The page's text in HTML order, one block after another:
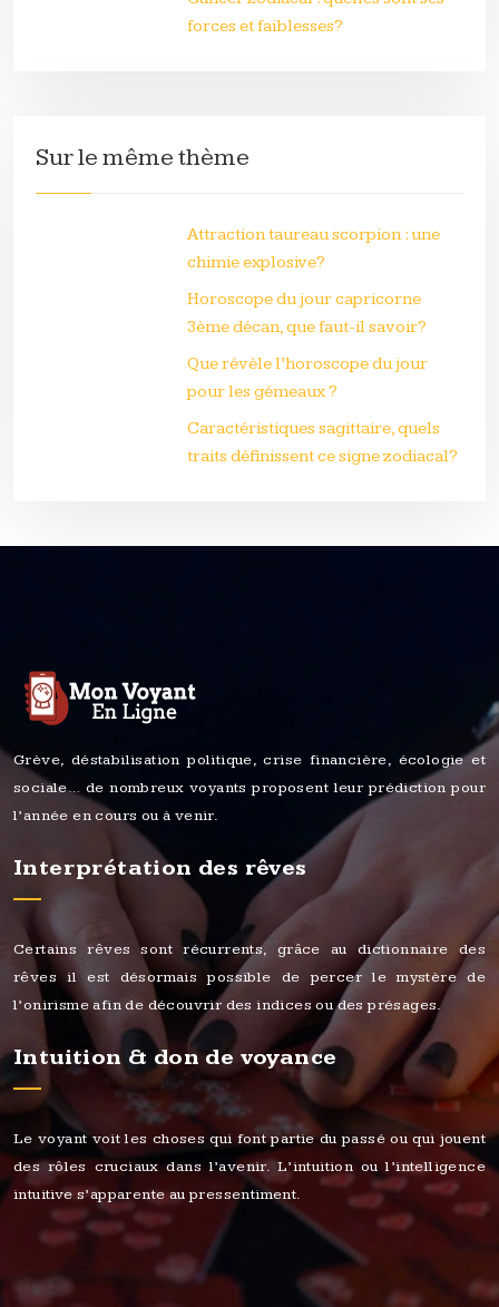
forces et faiblesses?
Sur le même thème
Attraction taureau scorpion : une
chimie explosive?
Horoscope du jour capricorne
3ème décan, que faut-il savoir?
Que révèle l’horoscope du jour
pour les gémeaux ?
Caractéristiques sagittaire, quels
traits définissent ce signe zodiacal?
Grève, déstabilisation politique, crise financière, écologie et
sociale… de nombreux voyants proposent leur prédiction pour
l’année en cours ou à venir.
Interprétation des rêves
Certains rêves sont récurrents, grâce au dictionnaire des
rêves il est désormais possible de percer le mystère de
l’onirisme afin de découvrir des indices ou des présages.
Intuition & don de voyance
Le voyant voit les choses qui font partie du passé ou qui jouent
des rôles cruciaux dans l’avenir. L’intuition ou l’intelligence
intuitive s’apparente au pressentiment.